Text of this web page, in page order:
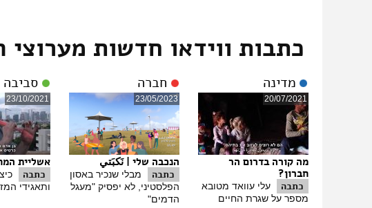
כתבות ווידאו חדשות מערוצי
מדינה
20/07/2021
מה קורה בדרום הר
חברון?
כתבה
עלי עוואד מטובא
מספר על שגרת החיים
חברה
23/05/2023
הנכבה שלי | نَكبَتي
כתבה
מבלי שנכיר באסון
הפלסטיני, לא יפסיק "מעגל
הדמים"
סביבה
23/10/2021
אשליית
כתבה
ותאגידי